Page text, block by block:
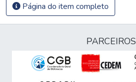
Página do item completo
PARCEIROS